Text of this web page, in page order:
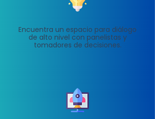
Encuentra un espacio para diálogo
de alto nivel con panelistas y
tomadores de decisiones.